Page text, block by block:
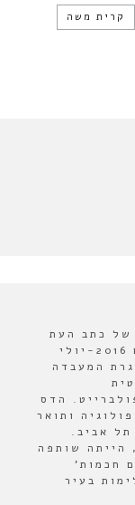
קרית משה
של כתב העת
והפודקסט "אורבנולוגיה" בין השנים 2016-יולי
המעבדה
הדס
ותואר
תל אביב.
הייתה שותפה
חכמות'
בעיר